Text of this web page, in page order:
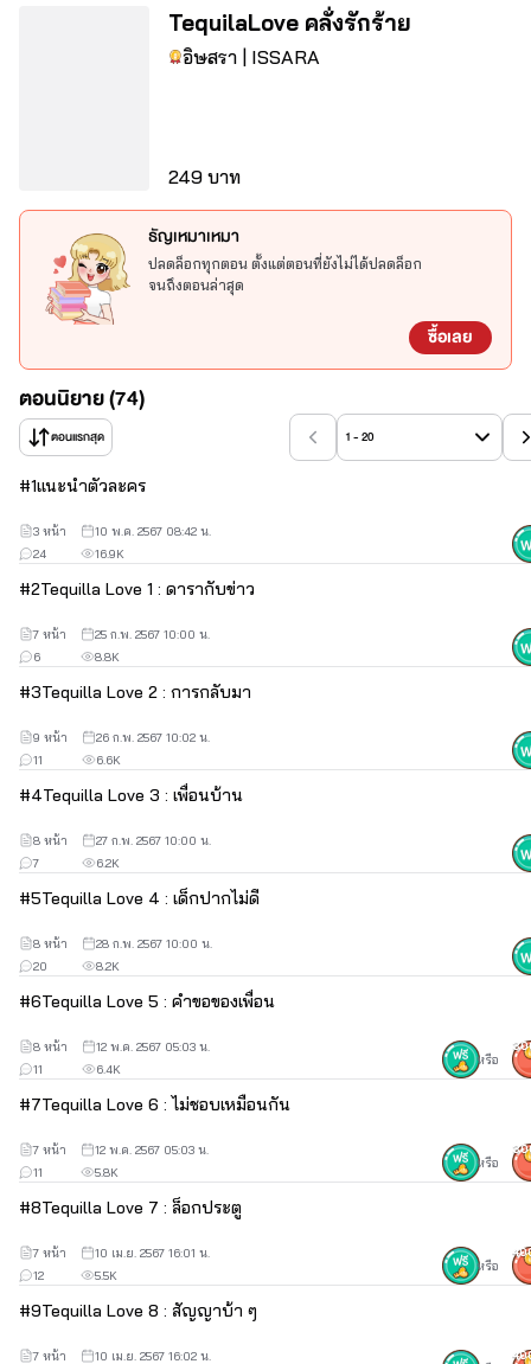
นิยายเรื่องนี้เป็นการเขียนเซตร่วมกันครั้งแรก
เมื่อทั้ง 2 คนต้องมาทำงานร่วมกัน
เขา - ทำอะไรตรงกันข้ามกับสิ่งที่อยู่ในใจ ส่งผลให้อีกฝ่ายเข้าใจว่าเขาไม่
ชอบ ความลับในเรื่องราวที่ผ่านมามีแค่ตัวเองที่รู้
ซึ่งมันเกี่ยวข้องในส่วนของเพื่อนพี่ชายโดยตรง
เธอ - รู้ตัวดีว่าน้องชายของเพื่อนไม่ได้ชอบตัวเองเท่าไหร่ พยายามถอย
ห่าง แต่เพราะคำขอของเพื่อนทำให้เธอต้องพาตัวเองเข้าไปใกล้ชิดเขา
คู่กัดวัยเด็กที่หายไปเรียนต่อถึง 2 ปี การกลับมาครั้งนี้ทำให้รู้สึกถึงบาง
อย่างที่แปลกไป ความปากร้ายเพิ่มขึ้นกว่าเดิม
Martini Love เสพติดรัก By เดย์ไลลา :
https://www.tunwalai.com/story/776702
Tequila Love คลั่งรักร้าย By อิษสรา :
https://www.tunwalai.com/story/774191
TequilaLove คลั่งรักร้าย
อิษสรา | ISSARA
249 บาท
ธัญเหมาเหมา
ปลดล็อกทุกตอน ตั้งแต่ตอนที่ยังไม่ได้ปลดล็อก
จนถึงตอนล่าสุด
ซื้อเลย
ตอนนิยาย (74)
ตอนแรกสุด 1 - 20
#1แนะนำตัวละคร
16.9K
24
3 หน้า 10 พ.ค. 2567 08:42 น.
#2Tequilla Love 1 : ดารากับข่าว
8.8K
6
7 หน้า 25 ก.พ. 2567 10:00 น.
#3Tequilla Love 2 : การกลับมา
6.6K
11
9 หน้า 26 ก.พ. 2567 10:02 น.
#4Tequilla Love 3 : เพื่อนบ้าน
6.2K
7
8 หน้า 27 ก.พ. 2567 10:00 น.
#5Tequilla Love 4 : เด็กปากไม่ดี
8.2K
20
8 หน้า 28 ก.พ. 2567 10:00 น.
#6Tequilla Love 5 : คำขอของเพื่อน
6.4K
11
8 หน้า
12 พ.ค. 2567 05:03 น.
หรือ
#7Tequilla Love 6 : ไม่ชอบเหมือนกัน
5.8K
11
7 หน้า
12 พ.ค. 2567 05:03 น.
หรือ
#8Tequilla Love 7 : ล็อกประตู
5.5K
12
7 หน้า
10 เม.ย. 2567 16:01 น.
หรือ
#9Tequilla Love 8 : สัญญาบ้า ๆ
7 หน้า
10 เม.ย. 2567 16:02 น.